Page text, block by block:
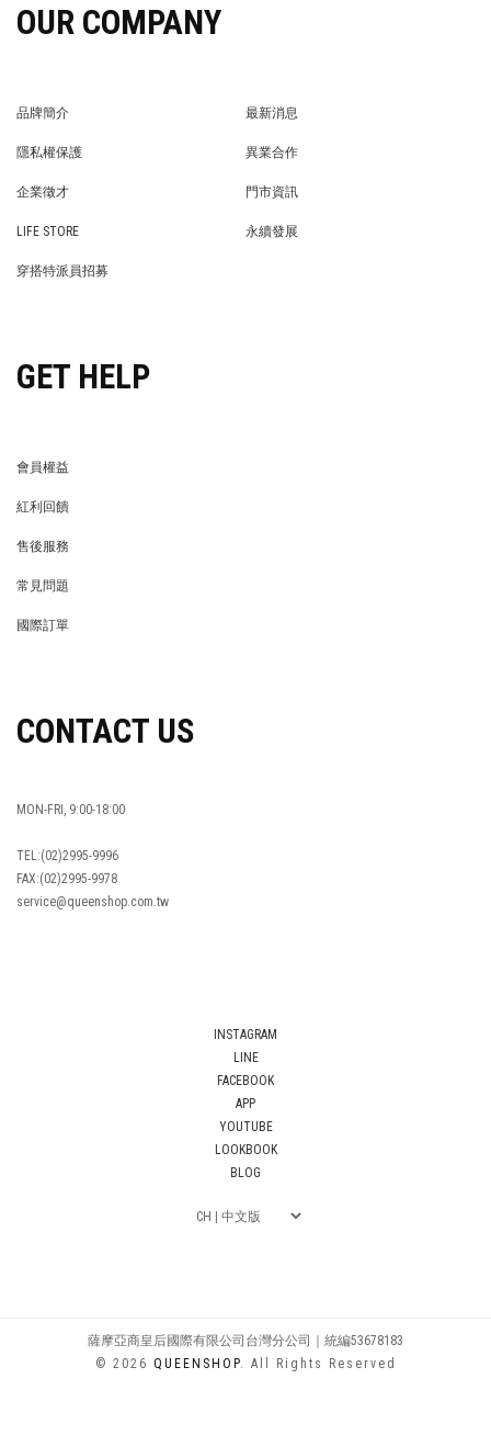
OUR COMPANY
品牌簡介
最新消息
隱私權保護
異業合作
企業徵才
門市資訊
LIFE STORE
永續發展
穿搭特派員招募
GET HELP
會員權益
紅利回饋
售後服務
常見問題
國際訂單
CONTACT US
MON-FRI, 9:00-18:00
TEL:(02)2995-9996
FAX:(02)2995-9978
service@queenshop.com.tw
INSTAGRAM
LINE
FACEBOOK
APP
YOUTUBE
LOOKBOOK
BLOG
薩摩亞商皇后國際有限公司台灣分公司｜統編53678183
© 2026 QUEENSHOP. All Rights Reserved